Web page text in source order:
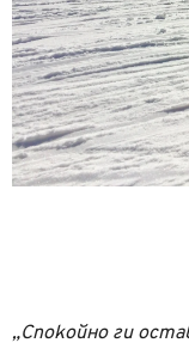
„Спокойно ги